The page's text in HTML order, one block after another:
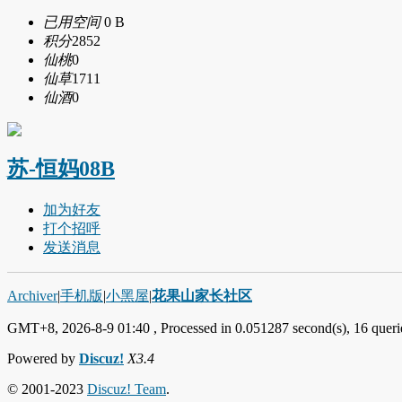
已用空间0 B
积分2852
仙桃0
仙草1711
仙酒0
苏-恒妈08B
加为好友
打个招呼
发送消息
Archiver|手机版|小黑屋|花果山家长社区
GMT+8, 2026-8-9 01:40 , Processed in 0.051287 second(s), 16
Powered by Discuz! X3.4
© 2001-2023 Discuz! Team.